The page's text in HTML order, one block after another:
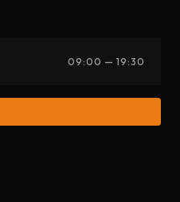
09:00 — 19:30